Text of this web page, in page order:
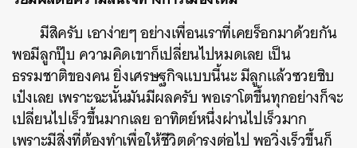
มีสิครับ เอาง่ายๆ อย่างเพื่อนเราที่เคยร็อกมาด้วยกัน
พอมีลูกปุ๊บ ความคิดเขาก็เปลี่ยนไปหมดเลย เป็น
ธรรมชาติของคน ยิ่งเศรษฐกิจแบบนี้นะ มีลูกแล้วซวยชิบ
เป๋งเลย เพราะฉะนั้นมันมีผลครับ พอเราโตขึ้นทุกอย่างก็จะ
เปลี่ยนไปเร็วขึ้นมากเลย อาทิตย์หนึ่งผ่านไปเร็วมาก
เพราะมีสิ่งที่ต้องทำเพื่อให้ชีวิตดำรงต่อไป พอวิ่งเร็วขึ้นก็